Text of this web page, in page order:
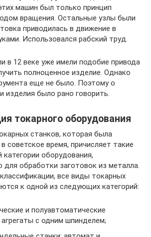
машин был только принцип
вращения. Остальные узлы были
приводилась в движение в
Использовался рабский труд.
в 12 веке уже имели подобие привода
полноценное изделие. Однако
еще не было. Поэтому о
изделия было рано говорить.
токарного оборудования
станков, которая была
советское время, причисляет такие
категории оборудования,
для обработки заготовок из металла.
все виды токарных
к одной из следующих категорий:
и полуавтоматические
с одним шпинделем;